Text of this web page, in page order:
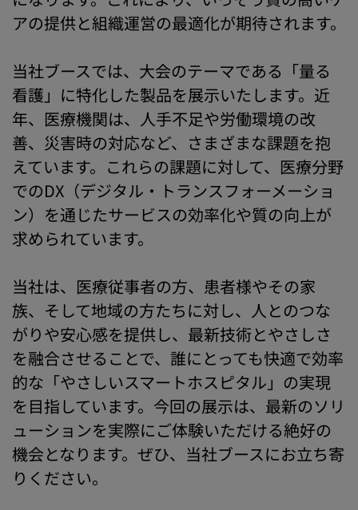
アの提供と組織運営の最適化が期待されます。
当社ブースでは、大会のテーマである「量る
看護」に特化した製品を展示いたします。近
年、医療機関は、人手不足や労働環境の改
善、災害時の対応など、さまざまな課題を抱
えています。これらの課題に対して、医療分野
でのDX（デジタル・トランスフォーメーショ
ン）を通じたサービスの効率化や質の向上が
求められています。
当社は、医療従事者の方、患者様やその家
族、そして地域の方たちに対し、人とのつな
がりや安心感を提供し、最新技術とやさしさ
を融合させることで、誰にとっても快適で効率
的な「やさしいスマートホスピタル」の実現
を目指しています。今回の展示は、最新のソリ
ューションを実際にご体験いただける絶好の
機会となります。ぜひ、当社ブースにお立ち寄
りください。